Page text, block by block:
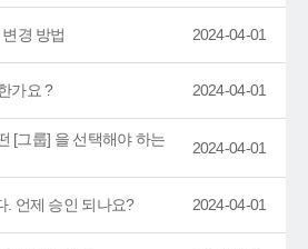
경 방법 2024-04-01
가요 ? 2024-04-01
[그룹] 을 선택해야 하는
2024-04-01
. 언제 승인 되나요? 2024-04-01